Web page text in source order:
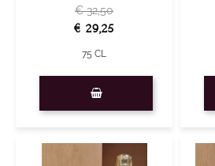
€ 32,50
€ 29,25
75 CL